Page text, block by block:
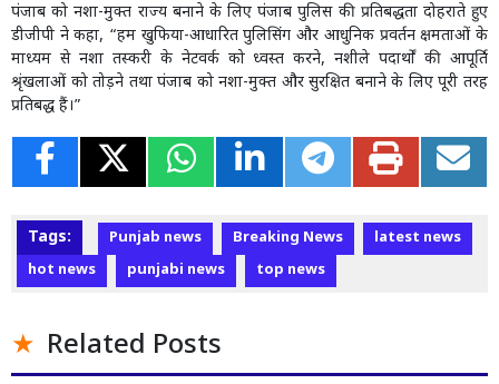
पंजाब को नशा-मुक्त राज्य बनाने के लिए पंजाब पुलिस की प्रतिबद्धता दोहराते हुए
डीजीपी ने कहा, “हम खुफिया-आधारित पुलिसिंग और आधुनिक प्रवर्तन क्षमताओं के
माध्यम से नशा तस्करी के नेटवर्क को ध्वस्त करने, नशीले पदार्थों की आपूर्ति
श्रृंखलाओं को तोड़ने तथा पंजाब को नशा-मुक्त और सुरक्षित बनाने के लिए पूरी तरह
प्रतिबद्ध हैं।”
Tags: Punjab news Breaking News
latest news
hot news
punjabi news top news
Related Posts